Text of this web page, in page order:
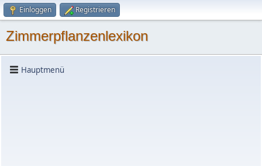
Einloggen Registrieren
Zimmerpflanzenlexikon
Hauptmenü